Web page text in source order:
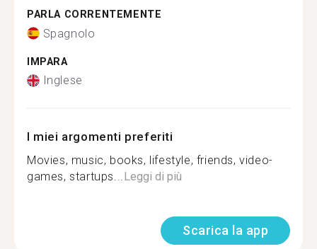
PARLA CORRENTEMENTE
Spagnolo
IMPARA
Inglese
I miei argomenti preferiti
Movies, music, books, lifestyle, friends, video-
games, startups...Leggi di più
Scarica la app